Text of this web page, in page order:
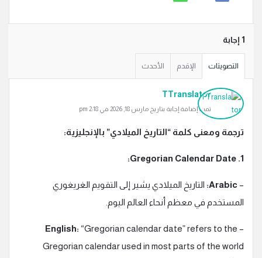
‫1 إجابة
التصويتات الإقدم الأحدث
TTranslator
تمت إضافة إجابة بتاريخ مارس 18, 2026 في 2:18 pm
ترجمة ومعنى كلمة “التاريخ الميلادي” بالإنجليزية:
1. Gregorian Calendar Date:
–
Arabic: التاريخ الميلادي يشير إلى التقويم الغريغوري
المستخدم في معظم أنحاء العالم اليوم.
–
English: “Gregorian calendar date” refers to the
Gregorian calendar used in most parts of the world